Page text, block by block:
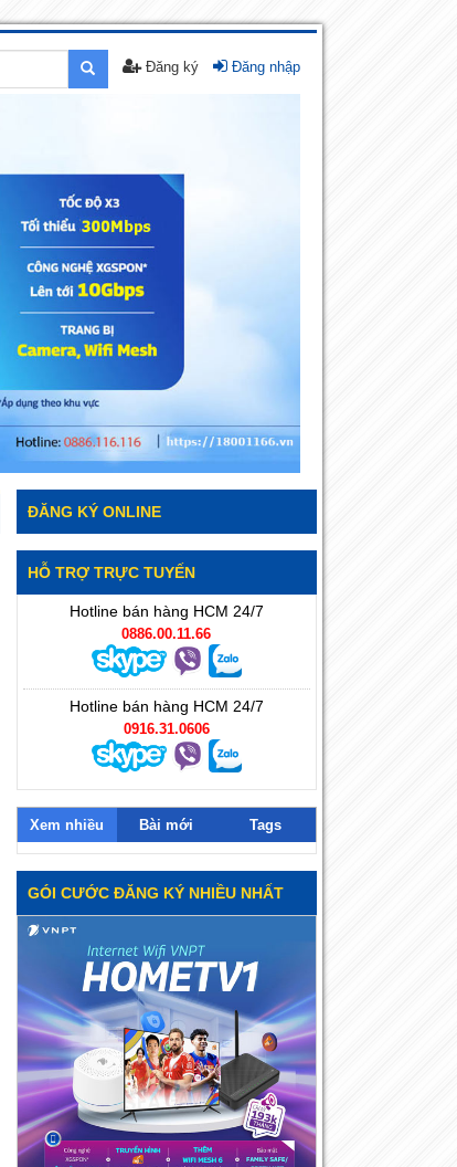
Đăng ký Đăng nhập
ĐĂNG KÝ ONLINE
HỖ TRỢ TRỰC TUYẾN
Hotline bán hàng HCM 24/7
0886.00.11.66
Hotline bán hàng HCM 24/7
0916.31.0606
Xem nhiều Bài mới Tags
GÓI CƯỚC ĐĂNG KÝ NHIỀU NHẤT